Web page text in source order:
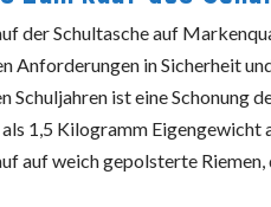
der Schultasche auf
Anforderungen in Sicherheit
Schuljahren ist eine Schonung
1,5 Kilogramm Eigengewicht
auf weich gepolsterte